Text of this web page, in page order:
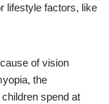
lifestyle factors, like
of vision
the
spend at